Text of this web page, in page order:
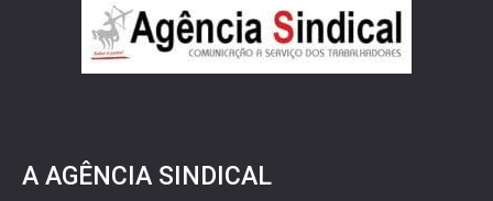
A AGÊNCIA SINDICAL